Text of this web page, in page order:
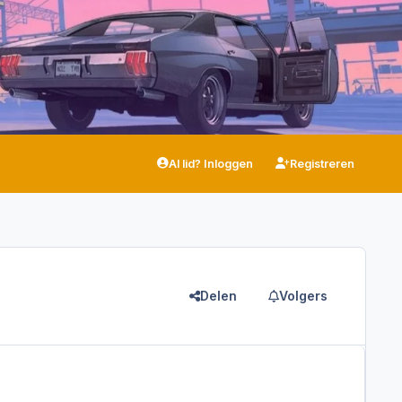
Al lid? Inloggen Registreren
Delen Volgers